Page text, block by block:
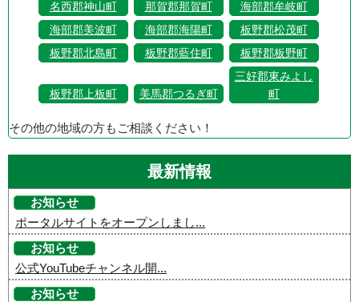
名西郡神山町
那賀郡那賀町
海部郡牟岐町
海部郡美波町
海部郡海陽町
板野郡松茂町
板野郡北島町
板野郡藍住町 板野郡板野町
板野郡上板町 美馬郡つるぎ町
三好郡東みよし
町
その他の地域の方もご相談ください！
最新情報
お知らせ
ポータルサイトをオープンしまし...
お知らせ
公式YouTubeチャンネル開...
お知らせ